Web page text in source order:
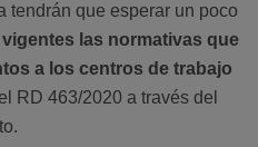
tendrán que esperar un poco
las normativas que
a los centros de trabajo
RD 463/2020 a través del